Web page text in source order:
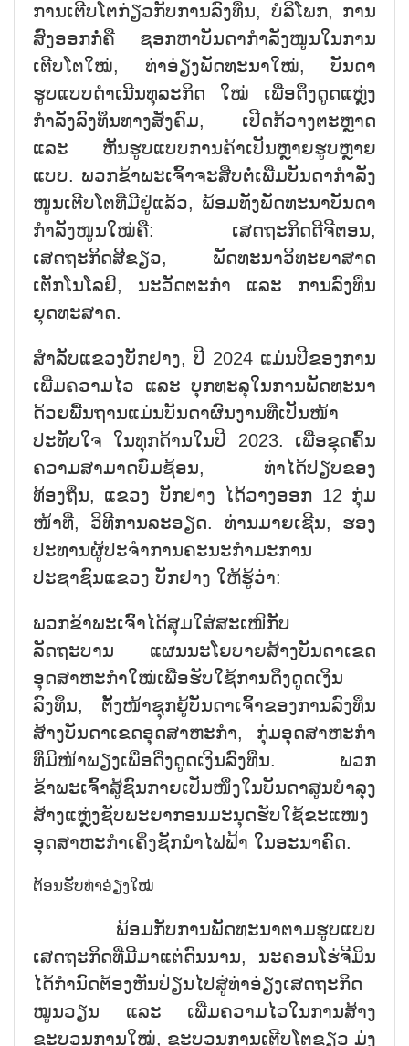
ການເຕີບໂຕກ່ຽວກັບການລົງທຶນ, ບໍລິໂພກ, ການ
ສົ່ງອອກກໍ່ຄື ຊອກຫາບັນດາກຳລັງໜູນໃນການ
ເຕີບໂຕໃໝ່, ທ່າອ່ຽງພັດທະນາໃໝ່, ບັນດາ
ຮູບແບບດຳເນີນທຸລະກິດ ໃໝ່ ເພື່ອດຶງດູດແຫຼ່ງ
ກຳລັງລົງທຶນທາງສັງຄົມ, ເປີດກ້ວາງຕະຫຼາດ
ແລະ ຫັນຮູບແບບການຄ້າເປັນຫຼາຍຮູບຫຼາຍ
ແບບ. ພວກຂ້າພະເຈົ້າຈະສືບຕໍ່ເພີ່ມບັນດາກຳລັງ
ໜູນເຕີບໂຕທີ່ມີຢູ່ແລ້ວ, ພ້ອມທັງພັດທະນາບັນດາ
ກຳລັງໜູນໃໝ່ຄື: ເສດຖະກິດດີຈີຕອນ,
ເສດຖະກິດສີຂຽວ, ພັດທະນາວິທະຍາສາດ
ເຕັກໂນໂລຢີ, ນະວັດຕະກຳ ແລະ ການລົງທຶນ
ຍຸດທະສາດ.
ສຳລັບແຂວງບັກຢາງ, ປີ 2024 ແມ່ນປີຂອງການ
ເພີ່ມຄວາມໄວ ແລະ ບຸກທະລຸໃນການພັດທະນາ
ດ້ວຍພື້ນຖານແມ່ນບັນດາຜົນງານທີ່ເປັນໜ້າ
ປະທັບໃຈ ໃນທຸກດ້ານໃນປີ 2023. ເພື່ອຂຸດຄົ້ນ
ຄວາມສາມາດບົ່ມຊ້ອນ, ທ່າໄດ້ປຽບຂອງ
ທ້ອງຖິ່ນ, ແຂວງ ບັກຢາງ ໄດ້ວາງອອກ 12 ກຸ່ມ
ໜ້າທີ່, ວິທີການລະອຽດ. ທ່ານມາຍເຊີນ, ຮອງ
ປະທານຜູ້ປະຈຳການຄະນະກຳມະການ
ປະຊາຊົນແຂວງ ບັກຢາງ ໃຫ້ຮູ້ວ່າ:
ພວກຂ້າພະເຈົ້າໄດ້ສຸມໃສ່ສະເໜີກັບ
ລັດຖະບານ ແຜນນະໂຍບາຍສ້າງບັນດາເຂດ
ອຸດສາຫະກຳໃໝ່ເພື່ອຮັບໃຊ້ການດຶງດູດເງິນ
ລົງທຶນ, ຕັ້ງໜ້າຊຸກຍູ້ບັນດາເຈົ້າຂອງການລົງທຶນ
ສ້າງບັນດາເຂດອຸດສາຫະກຳ, ກຸ່ມອຸດສາຫະກຳ
ທີ່ມີໜ້າພຽງເພື່ອດຶງດູດເງິນລົງທຶນ. ພວກ
ຂ້າພະເຈົ້າສູ້ຊົນກາຍເປັນໜຶ່ງໃນບັນດາສູນບຳລຸງ
ສ້າງແຫຼ່ງຊັບພະຍາກອນມະນຸດຮັບໃຊ້ຂະແໜງ
ອຸດສາຫະກຳເຄິ່ງຊັກນຳໄຟຟ້າ ໃນອະນາຄົດ.
ຕ້ອນຮັບທ່າອ່ຽງໃໝ່
ພ້ອມກັບການພັດທະນາຕາມຮູບແບບ
ເສດຖະກິດທີ່ມີມາແຕ່ດົນນານ, ນະຄອນໂຮ່ຈີມິນ
ໄດ້ກຳນົດຕ້ອງຫັນປ່ຽນໄປສູ່ທ່າອ່ຽງເສດຖະກິດ
ໝູນວຽນ ແລະ ເພີ່ມຄວາມໄວໃນການສ້າງ
ຂະບວນການໃໝ່, ຂະບວນການເຕີບໂຕຂຽວ ມຸ່ງ